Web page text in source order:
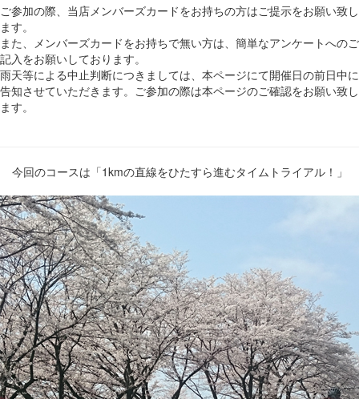
ご参加の際、当店メンバーズカードをお持ちの方はご提示をお願い致し
ます。
また、メンバーズカードをお持ちで無い方は、簡単なアンケートへのご
記入をお願いしております。
雨天等による中止判断につきましては、本ページにて開催日の前日中に
告知させていただきます。ご参加の際は本ページのご確認をお願い致し
ます。
今回のコースは「1kmの直線をひたすら進むタイムトライアル！」